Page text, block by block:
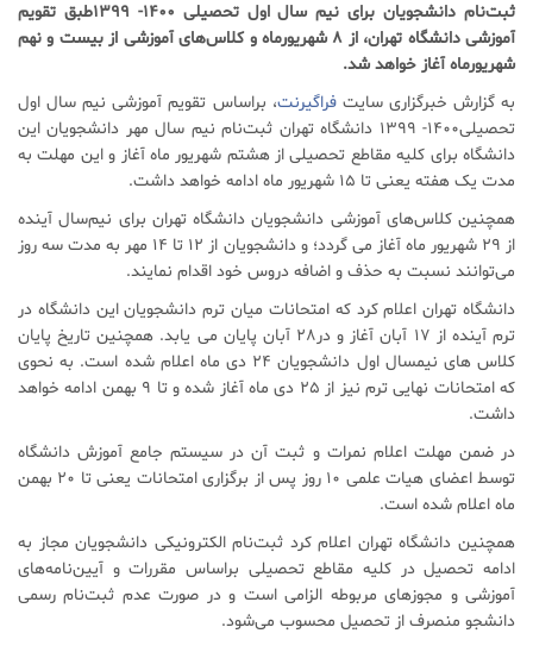
ثبت‌نام دانشجویان برای نیم سال اول تحصیلی ۱۴۰۰- ۱۳۹۹طبق تقویم
آموزشی دانشگاه تهران، از ۸ شهریورماه و کلاس‌های آموزشی از بیست و نهم
شهریورماه آغاز خواهد شد.
به گزارش خبرگزاری سایتفراگیرنت،‌ براساس تقویم آموزشی نیم سال اول
تحصیلی۱۴۰۰- ۱۳۹۹ دانشگاه تهران ثبت‌نام نیم سال مهر دانشجویان این
دانشگاه برای کلیه مقاطع تحصیلی از هشتم شهریور ماه آغاز و این مهلت به
مدت یک هفته یعنی تا ۱۵ شهریور ماه ادامه خواهد داشت.
همچنین کلاس‌های آموزشی دانشجویان دانشگاه تهران برای نیم‌سال آینده
از ۲۹ شهریور ماه آغاز می گردد؛ و دانشجویان از ۱۲ تا ۱۴ مهر به مدت سه روز
می‌توانند نسبت به حذف و اضافه دروس خود اقدام نمایند.
دانشگاه تهران اعلام کرد که امتحانات میان ترم دانشجویان این دانشگاه در
ترم آینده از 17 آبان آغاز و در28 آبان پایان می یابد. همچنین تاریخ پایان
کلاس های نیمسال اول دانشجویان 24 دی ماه اعلام شده است. به نحوی
که امتحانات نهایی ترم نیز از 25 دی ماه آغاز شده و تا 9 بهمن ادامه خواهد
داشت.
در ضمن مهلت اعلام نمرات و ثبت آن در سیستم جامع آموزش دانشگاه
توسط اعضای هیات علمی ۱۰ روز پس از برگزاری امتحانات یعنی تا ۲۰ بهمن
ماه اعلام شده است.
همچنین دانشگاه تهران اعلام کرد ثبت‌نام الکترونیکی دانشجویان مجاز به
ادامه تحصیل در کلیه مقاطع تحصیلی براساس مقررات و آیین‌نامه‌های
آموزشی و مجوز‌های مربوطه الزامی است و در صورت عدم ثبت‌نام رسمی
دانشجو منصرف از تحصیل محسوب می‌شود.